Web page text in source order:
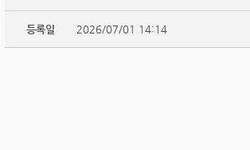
등록일 2026/07/01 14:14